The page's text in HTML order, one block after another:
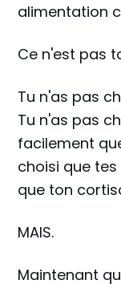
alimentation
Ce n'est pas
Tu n'as pas
Tu n'as pas
facilement
choisi que
que ton
MAIS.
Maintenant